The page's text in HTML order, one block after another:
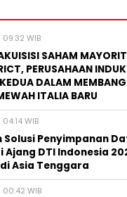
WIB
SAHAM
PERUSAHAAN
DALAM
ITALIA BARU
WIB
Solusi Penyimpanan
Ajang DTI Indonesia
Asia Tenggara
WIB